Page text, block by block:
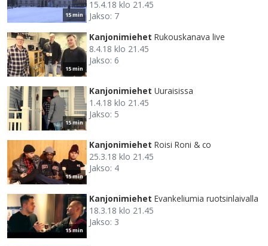
15 min
15.4.18 klo 21.45
Jakso: 7
15 min
Kanjonimiehet Rukouskanava live
8.4.18 klo 21.45
Jakso: 6
15 min
Kanjonimiehet Uuraisissa
1.4.18 klo 21.45
Jakso: 5
15 min
Kanjonimiehet Roisi Roni & co
25.3.18 klo 21.45
Jakso: 4
15 min
Kanjonimiehet Evankeliumia ruotsinlaivalla
18.3.18 klo 21.45
Jakso: 3